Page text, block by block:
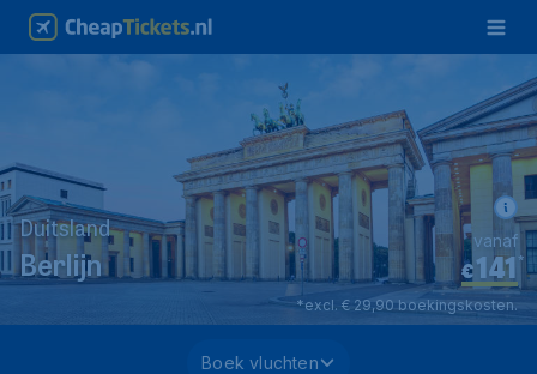
Duitsland
Berlijn €141*
vanaf
*excl. € 29,90 boekingskosten.
Boek vluchten